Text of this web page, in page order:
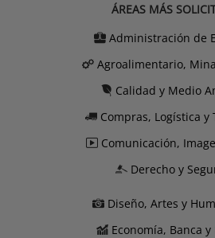
ÁREAS MÁS
Administración de
Agroalimentario,
Calidad y Medio
Compras, Logística y
Comunicación,
Derecho y
Diseño, Artes y
Economía, Banca y